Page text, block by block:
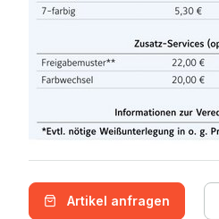
Artikel anfragen